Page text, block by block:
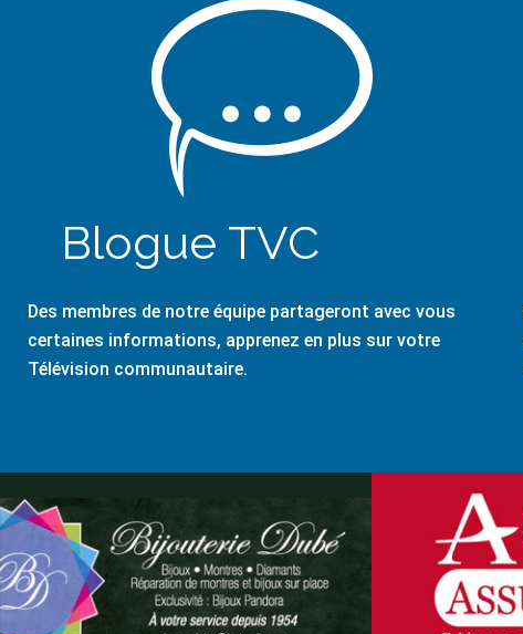
Blogue TVC
Des membres de notre équipe partageront avec vous
certaines informations, apprenez en plus sur votre
Télévision communautaire.